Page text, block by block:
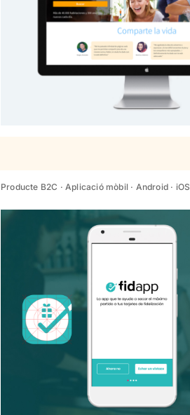
Producte B2C · Aplicació mòbil · Android · iOS